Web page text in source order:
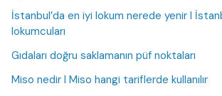
İstanbul’da en iyi lokum nerede yenir I
lokumcuları
Gıdaları doğru saklamanın püf noktaları
Miso nedir I Miso hangi tariflerde kullanılır